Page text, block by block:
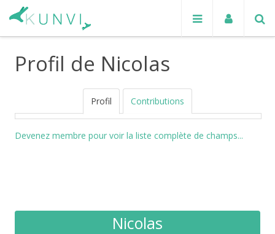
Profil de Nicolas
Profil Contributions
Devenez membre pour voir la liste complète de champs...
Nicolas